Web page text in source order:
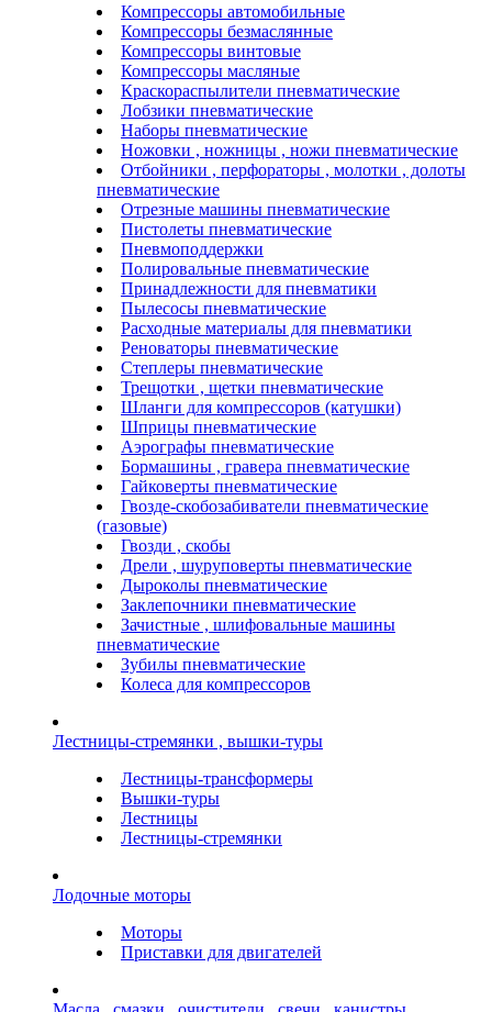
Компрессоры автомобильные
Компрессоры безмаслянные
Компрессоры винтовые
Компрессоры масляные
Краскораспылители пневматические
Лобзики пневматические
Наборы пневматические
Ножовки , ножницы , ножи пневматические
Отбойники , перфораторы , молотки , долоты
пневматические
Отрезные машины пневматические
Пистолеты пневматические
Пневмоподдержки
Полировальные пневматические
Принадлежности для пневматики
Пылесосы пневматические
Расходные материалы для пневматики
Реноваторы пневматические
Степлеры пневматические
Трещотки , щетки пневматические
Шланги для компрессоров (катушки)
Шприцы пневматические
Аэрографы пневматические
Бормашины , гравера пневматические
Гайковерты пневматические
Гвозде-скобозабиватели пневматические
(газовые)
Гвозди , скобы
Дрели , шуруповерты пневматические
Дыроколы пневматические
Заклепочники пневматические
Зачистные , шлифовальные машины
пневматические
Зубилы пневматические
Колеса для компрессоров
Лестницы-стремянки , вышки-туры
Лестницы-трансформеры
Вышки-туры
Лестницы
Лестницы-стремянки
Лодочные моторы
Моторы
Приставки для двигателей